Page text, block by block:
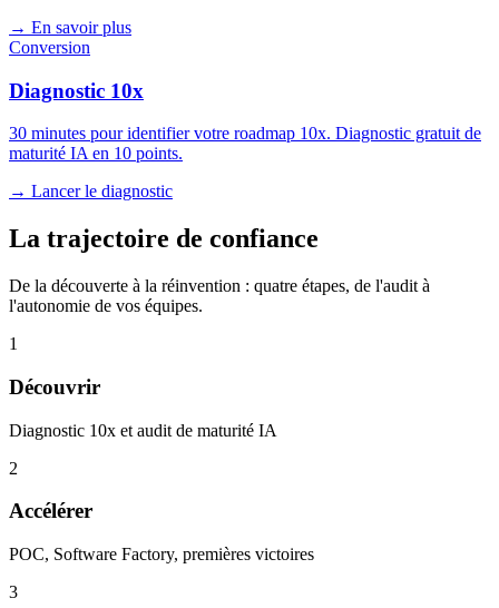
→ En savoir plus
Conversion
Diagnostic 10x
30 minutes pour identifier votre roadmap 10x. Diagnostic gratuit de
maturité IA en 10 points.
→ Lancer le diagnostic
La trajectoire de confiance
De la découverte à la réinvention : quatre étapes, de l'audit à
l'autonomie de vos équipes.
1
Découvrir
Diagnostic 10x et audit de maturité IA
2
Accélérer
POC, Software Factory, premières victoires
3